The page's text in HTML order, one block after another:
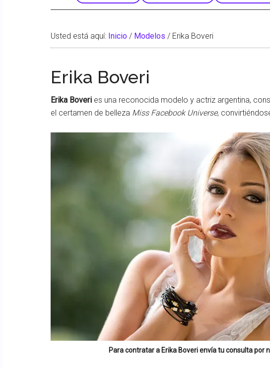
Usted está aquí: Inicio / Modelos / Erika Boveri
Erika Boveri
Erika Boveri es una reconocida modelo y actriz argentina,
el certamen de belleza Miss Facebook Universe,
Para contratar a Erika Boverienvía tu consulta por